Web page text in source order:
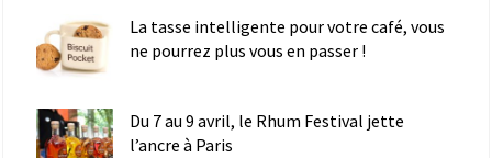
La tasse intelligente pour votre café, vous
ne pourrez plus vous en passer !
Du 7 au 9 avril, le Rhum Festival jette
l’ancre à Paris